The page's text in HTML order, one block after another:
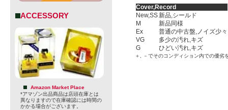
ACCESSORY
Amazon Market Place
*アマゾン出品商品は店頭在庫とは
異なりますので在庫確認には時間の
かかる場合がございます。
Cover,Record
New,SS新品,シールド
M
新品同様
Ex
普通の中古盤,ノイズ少々
VG
多少の汚れ,キズ
G
ひどい汚れ,キズ
＋, －でそのコンディション内での優劣